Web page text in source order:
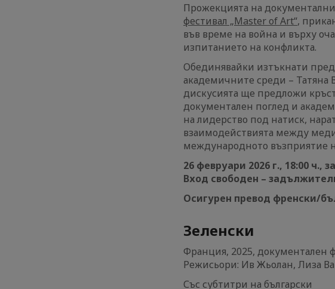
Прожекцията на
фестивал „Master of Art“,
във време на война и върху
изпитанието на конфликта.
Oбединявайки изтъкнати
академичните среди –
дискусията ще предложи
документален поглед и
на лидерство под натиск,
взаимодействията между
международното възприятие
26 февруари 2026 г., 18:00 ч.,
Вход свободен –
Осигурен превод френски/
Зеленски
Франция, 2025, документален
Режисьори: Ив Жьолан, Лиза
Със субтитри на български